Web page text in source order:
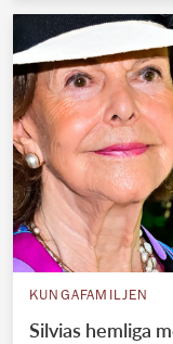
KUNGAFAMILJEN
Silvias hemliga